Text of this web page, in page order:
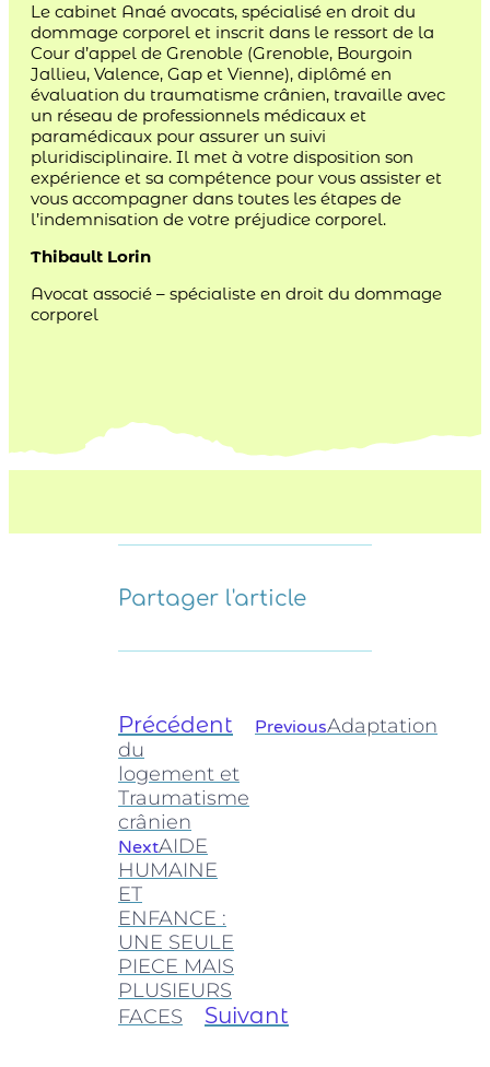
Le cabinet Anaé avocats, spécialisé en droit du
dommage corporel et inscrit dans le ressort de la
Cour d’appel de Grenoble (Grenoble, Bourgoin
Jallieu, Valence, Gap et Vienne), diplômé en
évaluation du traumatisme crânien, travaille avec
un réseau de professionnels médicaux et
paramédicaux pour assurer un suivi
pluridisciplinaire. Il met à votre disposition son
expérience et sa compétence pour vous assister et
vous accompagner dans toutes les étapes de
l’indemnisation de votre préjudice corporel.
Thibault Lorin
Avocat associé – spécialiste en droit du dommage
corporel
Partager l'article
Précédent PreviousAdaptation
du
logement et
Traumatisme
crânien
NextAIDE
HUMAINE
ET
ENFANCE :
UNE SEULE
PIECE MAIS
PLUSIEURS
FACES
Suivant